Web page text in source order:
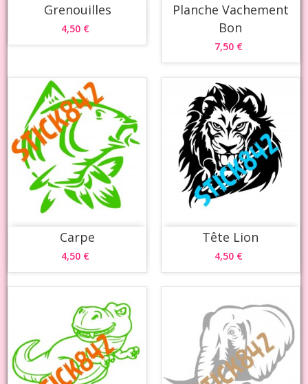
Grenouilles
4,50 €
Planche Vachement
Bon
7,50 €
Carpe
4,50 €
Tête Lion
4,50 €